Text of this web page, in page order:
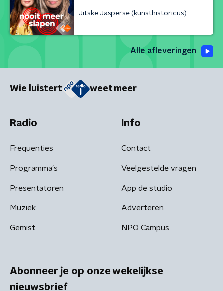
Jitske Jasperse (kunsthistoricus)
Alle afleveringen
Wie luistert weet meer
Radio
Frequenties
Programma's
Presentatoren
Muziek
Gemist
Info
Contact
Veelgestelde vragen
App de studio
Adverteren
NPO Campus
Abonneer je op onze wekelijkse
nieuwsbrief